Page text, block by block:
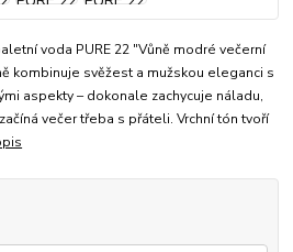
voda PURE 22 "Vůně modré večerní
kombinuje svěžest a mužskou eleganci s
aspekty – dokonale zachycuje náladu,
večer třeba s přáteli. Vrchní tón tvoří